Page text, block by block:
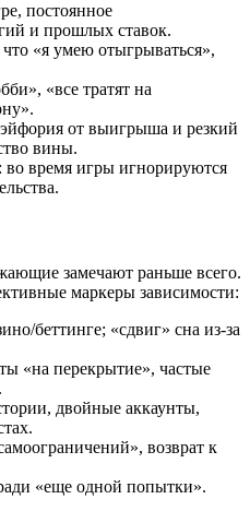
постоянное
и прошлых ставок.
«я умею отыгрываться»,
«все тратят на
от выигрыша и резкий
вины.
время игры игнорируются
замечают раньше всего.
маркеры зависимости:
беттинге; «сдвиг» сна из-за
«на перекрытие», частые
двойные аккаунты,
возврат к
«еще одной попытки».